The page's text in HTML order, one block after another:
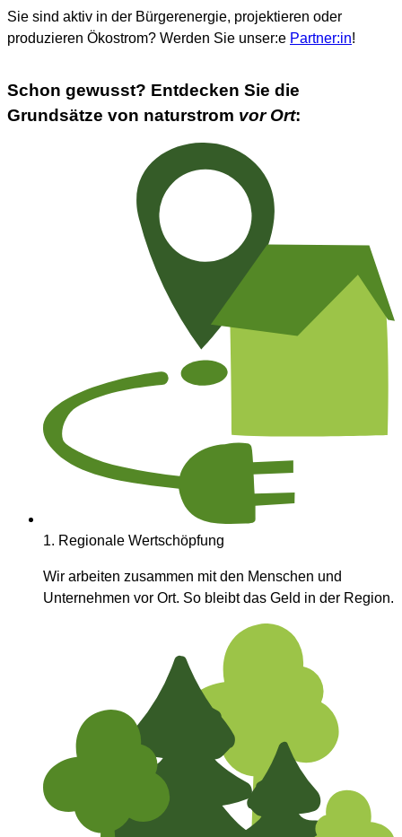
Sie sind aktiv in der Bürgerenergie, projektieren oder
produzieren Ökostrom? Werden Sie unser:e Partner:in!
Schon gewusst? Entdecken Sie die
Grundsätze von naturstrom vor Ort:
1. Regionale Wertschöpfung
Wir arbeiten zusammen mit den Menschen und
Unternehmen vor Ort. So bleibt das Geld in der Region.